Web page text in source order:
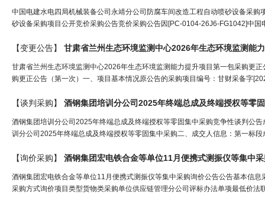
中国电建水电四局机械装备公司永靖分公司防腐车间改造工程自动喷砂设备采
砂设备采购项目公开竞价采购公告竞价采购公告因[PC-0104-26J6-FG1042]中
【变更公告】
甘肃省兰州生态环境监测中心2026年生态环境监测能力提升项目第一包采购更
购更正公告（第一次）一、项目基本情况原公告的采购项目编号：甘财采备字
【谈判采购】 酒钢集团培训分公司2025年终端总成及终端授权等零
酒钢集团培训分公司2025年终端总成及终端授权等零固集中采购竞争性谈判公
训分公司2025年终端总成及终端授权等零固集中采购二、成交人信息：第一标
【询价采购】 酒钢集团宏电铁合金等单位11月便携式测振仪等集中
酒钢集团宏电铁合金等单位11月便携式测振仪等集中采购询价公告公告基本信
采购方式询价项目类型货物类采购单位供应链管理分公司评标办法单项最低价